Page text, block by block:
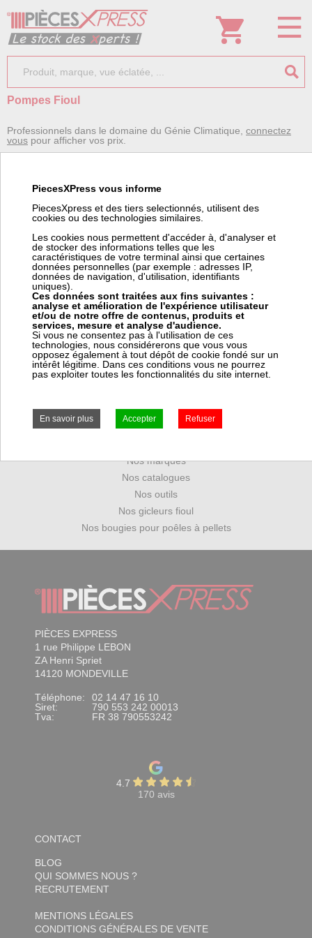
Pompes Fioul
Professionnels dans le domaine du Génie Climatique, connectez
vous pour afficher vos prix.
Danfoss Delta
Nos marques
Nos catalogues
Nos outils
Nos gicleurs fioul
Nos bougies pour poêles à pellets
PIÈCES EXPRESS
1 rue Philippe LEBON
ZA Henri Spriet
14120 MONDEVILLE
Téléphone:
02 14 47 16 10
Siret:
790 553 242 00013
Tva:
FR 38 790553242
4.7
170 avis
CONTACT
BLOG
QUI SOMMES NOUS ?
RECRUTEMENT
MENTIONS LÉGALES
CONDITIONS GÉNÉRALES DE VENTE
PiecesXPress vous informe
PiecesXpress et des tiers selectionnés, utilisent des
cookies ou des technologies similaires.
Les cookies nous permettent d'accéder à, d'analyser et
de stocker des informations telles que les
caractéristiques de votre terminal ainsi que certaines
données personnelles (par exemple : adresses IP,
données de navigation, d'utilisation, identifiants
uniques).
Ces données sont traitées aux fins suivantes :
analyse et amélioration de l'expérience utilisateur
et/ou de notre offre de contenus, produits et
services, mesure et analyse d'audience.
Si vous ne consentez pas à l'utilisation de ces
technologies, nous considérerons que vous vous
opposez également à tout dépôt de cookie fondé sur un
intérêt légitime. Dans ces conditions vous ne pourrez
pas exploiter toutes les fonctionnalités du site internet.